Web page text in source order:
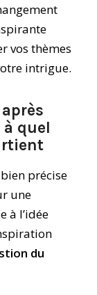
vos thèmes
intrigue.
quel
précise
une
à l’idée
du